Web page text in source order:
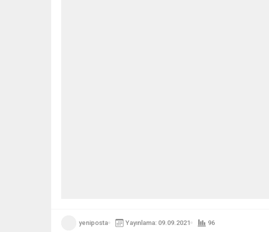
yeniposta Yayınlama: 09.09.2021 96